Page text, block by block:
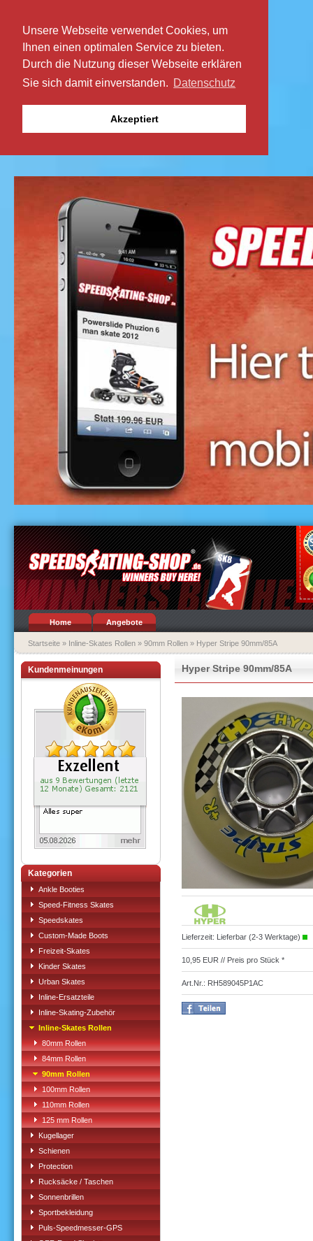
Unsere Webseite verwendet Cookies, um
Ihnen einen optimalen Service zu bieten.
Durch die Nutzung dieser Webseite erklären
Sie sich damit einverstanden. Datenschutz
Akzeptiert
Home Angebote
Startseite » Inline-Skates Rollen » 90mm Rollen » Hyper Stripe 90mm/85A
Kundenmeinungen
Kategorien
Ankle Booties
Speed-Fitness Skates
Speedskates
Custom-Made Boots
Freizeit-Skates
Kinder Skates
Urban Skates
Inline-Ersatzteile
Inline-Skating-Zubehör
Inline-Skates Rollen
80mm Rollen
84mm Rollen
90mm Rollen
100mm Rollen
110mm Rollen
125 mm Rollen
Kugellager
Schienen
Protection
Rucksäcke / Taschen
Sonnenbrillen
Sportbekleidung
Puls-Speedmesser-GPS
Hyper Stripe 90mm/85A
Lieferzeit: Lieferbar (2-3 Werktage)
10,95 EUR // Preis pro Stück *
Art.Nr.: RH589045P1AC